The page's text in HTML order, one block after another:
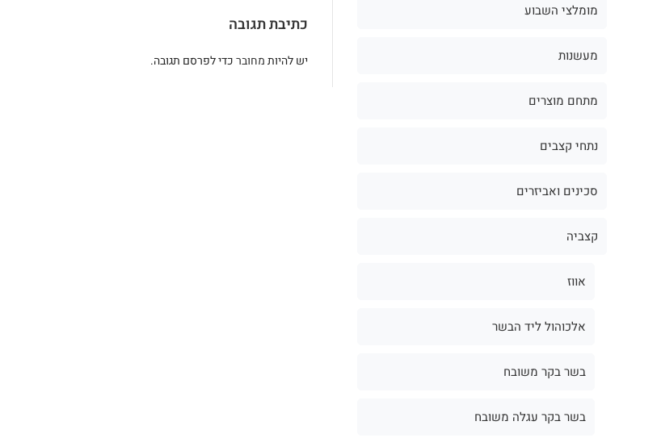
כתיבת תגובה
יש להיותמחוברכדי לפרסם תגובה.
מומלצי השבוע
מעשנות
מתחם מוצרים
נתחי קצבים
סכינים ואביזרים
קצביה
אווז
אלכוהול ליד הבשר
בשר בקר משובח
בשר בקר עגלה משובח